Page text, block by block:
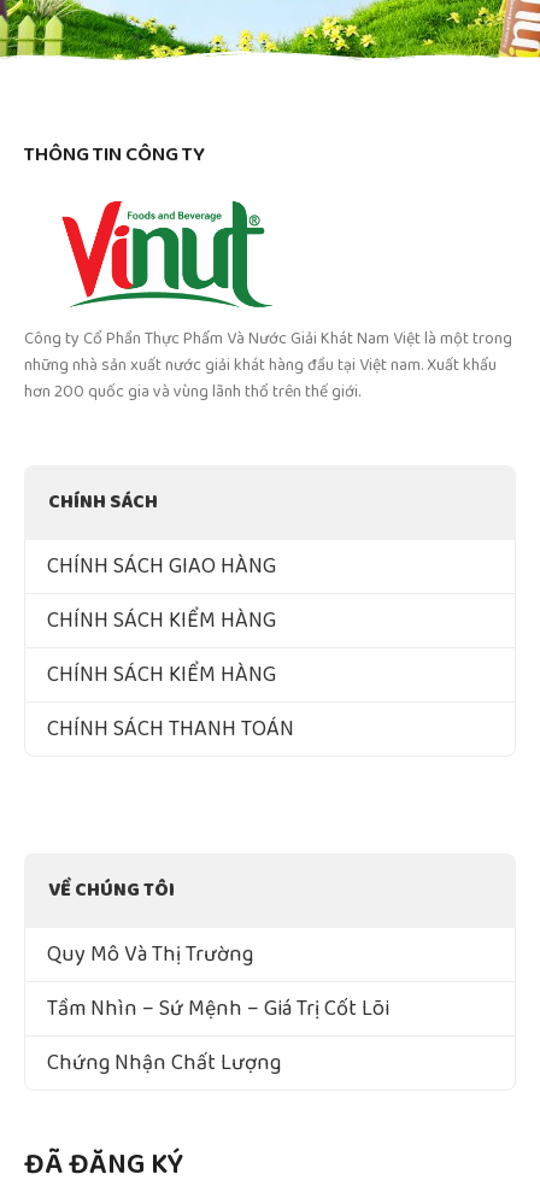
THÔNG TIN CÔNG TY
Công ty Cổ Phần Thực Phẩm Và Nước Giải Khát Nam Việt là một trong
những nhà sản xuất nước giải khát hàng đầu tại Việt nam. Xuất khẩu
hơn 200 quốc gia và vùng lãnh thổ trên thế giới.
CHÍNH SÁCH
CHÍNH SÁCH GIAO HÀNG
CHÍNH SÁCH KIỂM HÀNG
CHÍNH SÁCH KIỂM HÀNG
CHÍNH SÁCH THANH TOÁN
VỀ CHÚNG TÔI
Quy Mô Và Thị Trường
Tầm Nhìn – Sứ Mệnh – Giá Trị Cốt Lõi
Chứng Nhận Chất Lượng
ĐÃ ĐĂNG KÝ